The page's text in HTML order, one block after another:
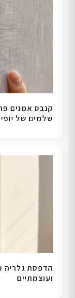
שלמים של יופי
הדפסת גלריה
ועוצמתיים